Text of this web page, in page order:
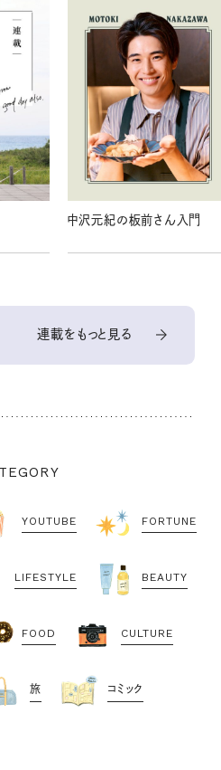
中沢元紀の板前さん入門
連載をもっと見る
YOUTUBE FORTUNE
LIFESTYLE BEAUTY
FOOD CULTURE
旅 コミック